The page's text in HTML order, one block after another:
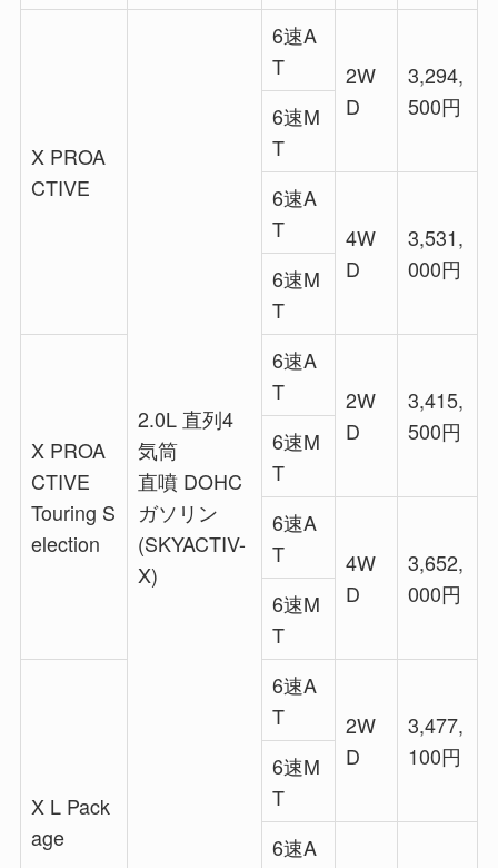
X PROA
CTIVE
2.0L 直列4
気筒
直噴 DOHC
ガソリン
(SKYACTIV-
X)
6速A
T
2W
D
3,294,
500円
6速M
T
6速A
T
4W
D
3,531,
000円
6速M
T
X PROA
CTIVE
Touring S
election
6速A
T
2W
D
3,415,
500円
6速M
T
6速A
T
4W
D
3,652,
000円
6速M
T
X L Pack
age
6速A
T
2W
D
3,477,
100円
6速M
T
6速A